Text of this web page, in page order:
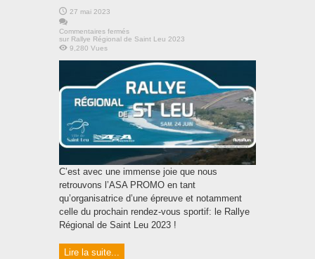
27 mai 2023
Commentaires fermés
sur Rallye Régional de Saint Leu 2023
9,280 Vues
C’est avec une immense joie que nous
retrouvons l’ASA PROMO en tant
qu’organisatrice d’une épreuve et notamment
celle du prochain rendez-vous sportif: le Rallye
Régional de Saint Leu 2023 !
Lire la suite...